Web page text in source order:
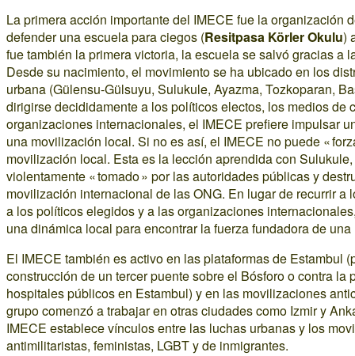
La primera acción importante del IMECE fue la organización
defender una escuela para ciegos (Resitpasa Körler Okulu)
fue también la primera victoria, la escuela se salvó gracias a
Desde su nacimiento, el movimiento se ha ubicado en los
urbana (Gülensu-Gülsuyu, Sulukule, Ayazma, Tozkoparan,
dirigirse decididamente a los políticos electos, los medios de
organizaciones internacionales, el IMECE prefiere impulsar
una movilización local. Si no es así, el IMECE no puede «
movilización local. Esta es la lección aprendida con
violentamente « tomado » por las autoridades públicas y
movilización internacional de las ONG. En lugar de recurrir a
a los políticos elegidos y a las organizaciones
una dinámica local para encontrar la fuerza fundadora de
El IMECE también es activo en las plataformas de Estambul
construcción de un tercer puente sobre el Bósforo o contra la
hospitales públicos en Estambul) y en las movilizaciones
grupo comenzó a trabajar en otras ciudades como Izmir y
IMECE establece vínculos entre las luchas urbanas y los
antimilitaristas, feministas, LGBT y de inmigrantes.